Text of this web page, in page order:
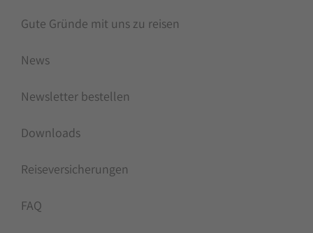
Gute Gründe mit uns zu reisen
News
Newsletter bestellen
Downloads
Reiseversicherungen
FAQ